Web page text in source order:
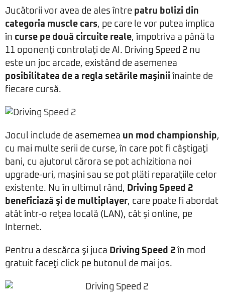
Jucătorii vor avea de ales între patru bolizi din
categoria muscle cars, pe care le vor putea implica
în curse pe două circuite reale, împotriva a până la
11 oponenţi controlaţi de AI. Driving Speed 2 nu
este un joc arcade, existând de asemenea
posibilitatea de a regla setările maşinii înainte de
fiecare cursă.
Jocul include de asememea un mod championship,
cu mai multe serii de curse, în care pot fi câştigaţi
bani, cu ajutorul cărora se pot achizitiona noi
upgrade-uri, maşini sau se pot plăti reparaţiile celor
existente. Nu în ultimul rând, Driving Speed 2
beneficiază şi de multiplayer, care poate fi abordat
atât într-o reţea locală (LAN), cât şi online, pe
Internet.
Pentru a descărca şi juca Driving Speed 2 în mod
gratuit faceţi click pe butonul de mai jos.